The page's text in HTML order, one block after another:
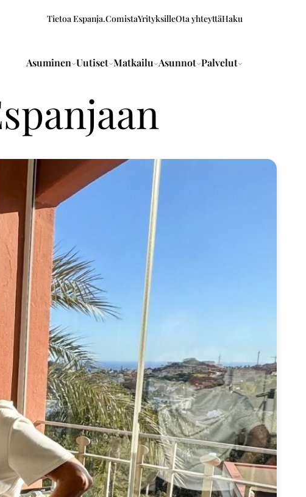
Tietoa Espanja.ComistaYrityksilleOta yhteyttäHaku
Asuminen Uutiset Matkailu Asunnot Palvelut